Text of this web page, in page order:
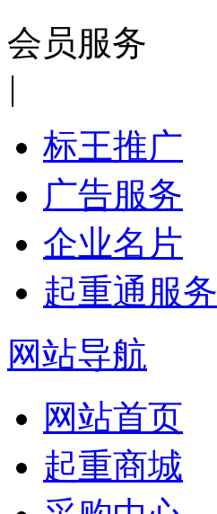
会员服务
|
标王推广
广告服务
企业名片
起重通服务
网站导航
网站首页
起重商城